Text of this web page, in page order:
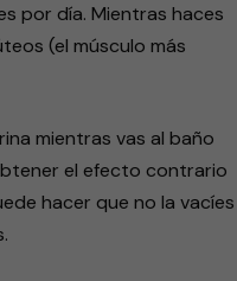
por día. Mientras haces
(el músculo más
mientras vas al baño
el efecto contrario
hacer que no la vacíes